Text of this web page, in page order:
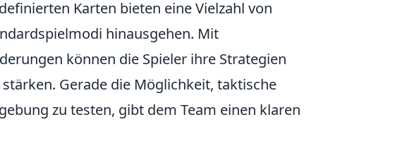
Karten bieten eine Vielzahl von
hinausgehen. Mit
können die Spieler ihre Strategien
Gerade die Möglichkeit, taktische
zu testen, gibt dem Team einen klaren